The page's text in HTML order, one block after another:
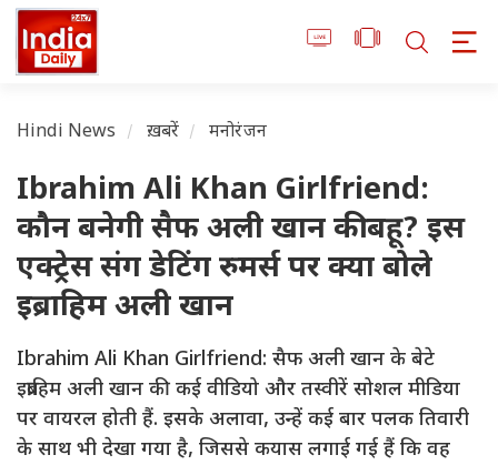
Hindi News ख़बरें मनोरंजन
Ibrahim Ali Khan Girlfriend:
कौन बनेगी सैफ अली खान की बहू? इस
एक्ट्रेस संग डेटिंग रुमर्स पर क्या बोले
इब्राहिम अली खान
Ibrahim Ali Khan Girlfriend: सैफ अली खान के बेटे
इब्राहिम अली खान की कई वीडियो और तस्वीरें सोशल मीडिया
पर वायरल होती हैं. इसके अलावा, उन्हें कई बार पलक तिवारी
के साथ भी देखा गया है, जिससे कयास लगाई गई हैं कि वह